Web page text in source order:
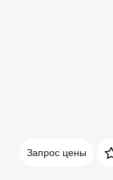
Запрос цены